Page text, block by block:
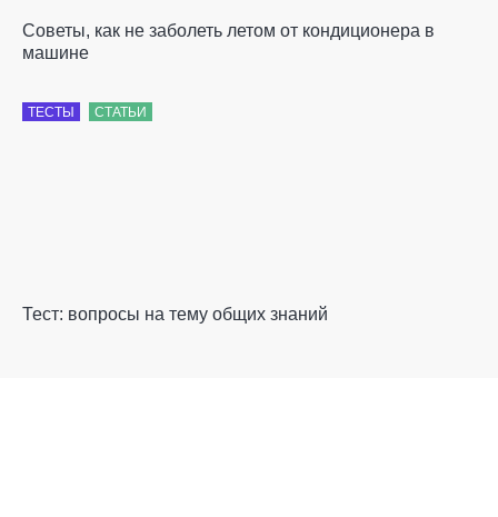
Советы, как не заболеть летом от кондиционера в
машине
ТЕСТЫ СТАТЬИ
Тест: вопросы на тему общих знаний